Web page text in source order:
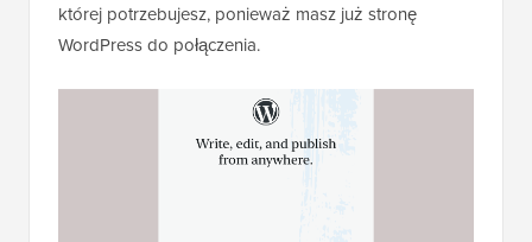
której potrzebujesz, ponieważ masz już stronę
WordPress do połączenia.